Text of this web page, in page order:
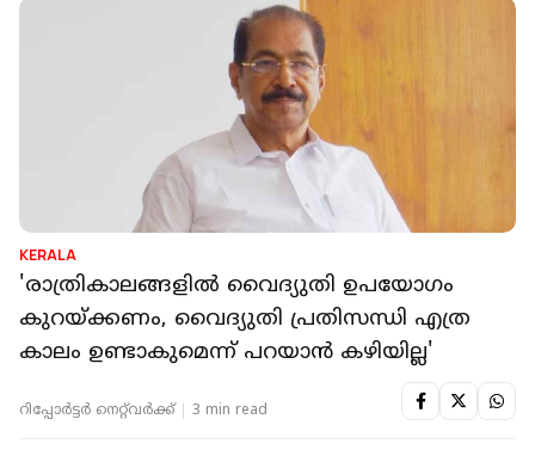
KERALA
'രാത്രികാലങ്ങളില്‍ വൈദ്യുതി ഉപയോഗം
കുറയ്ക്കണം, വൈദ്യുതി പ്രതിസന്ധി എത്ര
കാലം ഉണ്ടാകുമെന്ന് പറയാന്‍ കഴിയില്ല'
റിപ്പോർട്ടർ നെറ്റ്‌വര്‍ക്ക്‌ 3 min read